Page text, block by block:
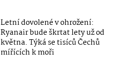
Letní dovolené v ohrožení:
Ryanair bude škrtat lety už od
května. Týká se tisíců Čechů
mířících k moři